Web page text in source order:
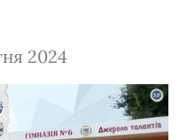
2024